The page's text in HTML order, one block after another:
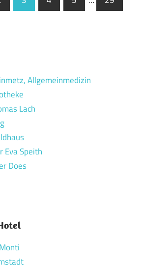
Allgemeinmedizin
Lach
Eva Speith
Does